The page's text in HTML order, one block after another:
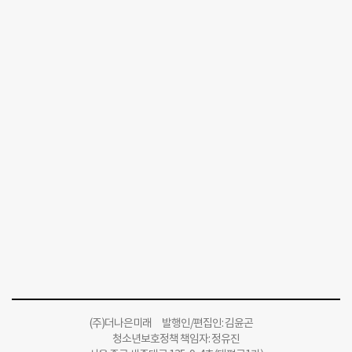
(주)더나은미래 발행인/편집인: 김윤곤
청소년보호정책 책임자: 정유진